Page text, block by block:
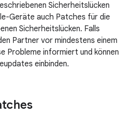
Sicherheitslücken
Geräte auch Patches für die
Sicherheitslücken. Falls
Partner vor mindestens einem
Probleme informiert und können
einbinden.